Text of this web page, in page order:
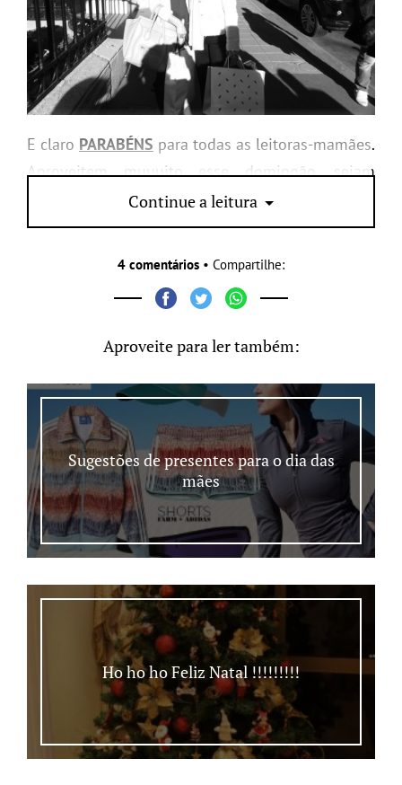
E claro PARABÉNS para todas as leitoras-mamães.
Aproveitem muuuito esse domingão, sejam
bastante paparicadas, o dia é de vocês!!!!!!
Continue a leitura
4 comentários • Compartilhe:
Aproveite para ler também:
Sugestões de presentes para o dia das
mães
Ho ho ho Feliz Natal !!!!!!!!!